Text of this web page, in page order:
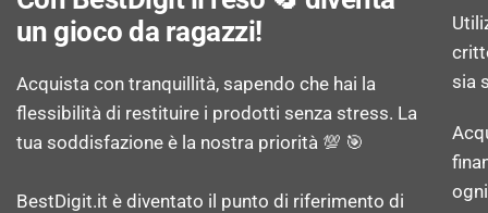
Interrutore On/Off: Sì
CONTENUTO DELL'IMBALLO
un gioco da ragazzi!
Acquista con tranquillità, sapendo che hai la
flessibilità di restituire i prodotti senza stress. La
tua soddisfazione è la nostra priorità 💯 🎯
BestDigit.it è diventato il punto di riferimento di
sia